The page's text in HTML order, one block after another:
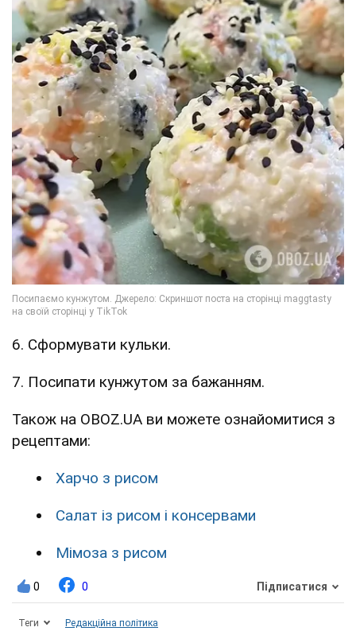
6. Сформувати кульки.
7. Посипати кунжутом за бажанням.
Також на OBOZ.UA ви можете ознайомитися з
рецептами:
Харчо з рисом
Салат із рисом і консервами
Мімоза з рисом
0 0 Підписатися
Теги Редакційна політика